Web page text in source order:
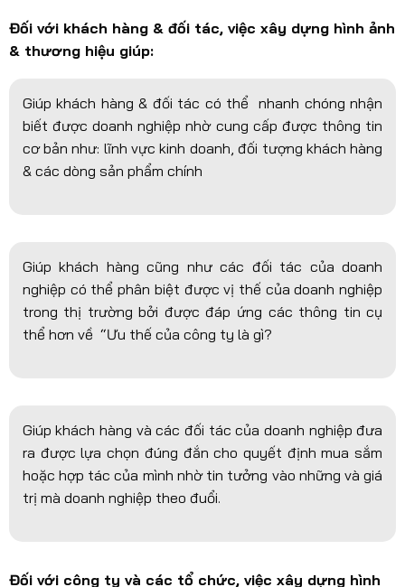
Đối với khách hàng & đối tác, việc xây dựng hình ảnh
& thương hiệu giúp:
Giúp khách hàng & đối tác có thể nhanh chóng nhận
biết được doanh nghiệp nhờ cung cấp được thông tin
cơ bản như: lĩnh vực kinh doanh, đối tượng khách hàng
& các dòng sản phẩm chính
Giúp khách hàng cũng như các đối tác của doanh
nghiệp có thể phân biệt được vị thế của doanh nghiệp
trong thị trường bởi được đáp ứng các thông tin cụ
thể hơn về “Ưu thế của công ty là gì?
Giúp khách hàng và các đối tác của doanh nghiệp đưa
ra được lựa chọn đúng đắn cho quyết định mua sắm
hoặc hợp tác của mình nhờ tin tưởng vào những và giá
trị mà doanh nghiệp theo đuổi.
Đối với công ty và các tổ chức, việc xây dựng hình